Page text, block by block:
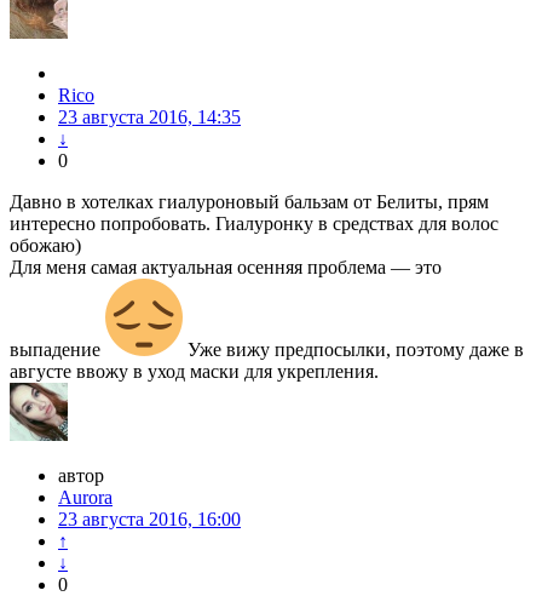
Rico
23 августа 2016, 14:35
↓
0
Давно в хотелках гиалуроновый бальзам от Белиты, прям
интересно попробовать. Гиалуронку в средствах для волос
обожаю)
Для меня самая актуальная осенняя проблема — это
выпадение
Уже вижу предпосылки, поэтому даже в
августе ввожу в уход маски для укрепления.
автор
Aurora
23 августа 2016, 16:00
↑
↓
0